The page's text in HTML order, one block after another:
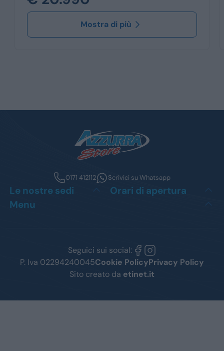
Mostra di più
0171 412112 Scrivici su Whatsapp
Le nostre sedi
Orari di apertura
Menu
Seguici sui social:
P. Iva 02294240045Cookie PolicyPrivacy Policy
Sito creato da etinet.it